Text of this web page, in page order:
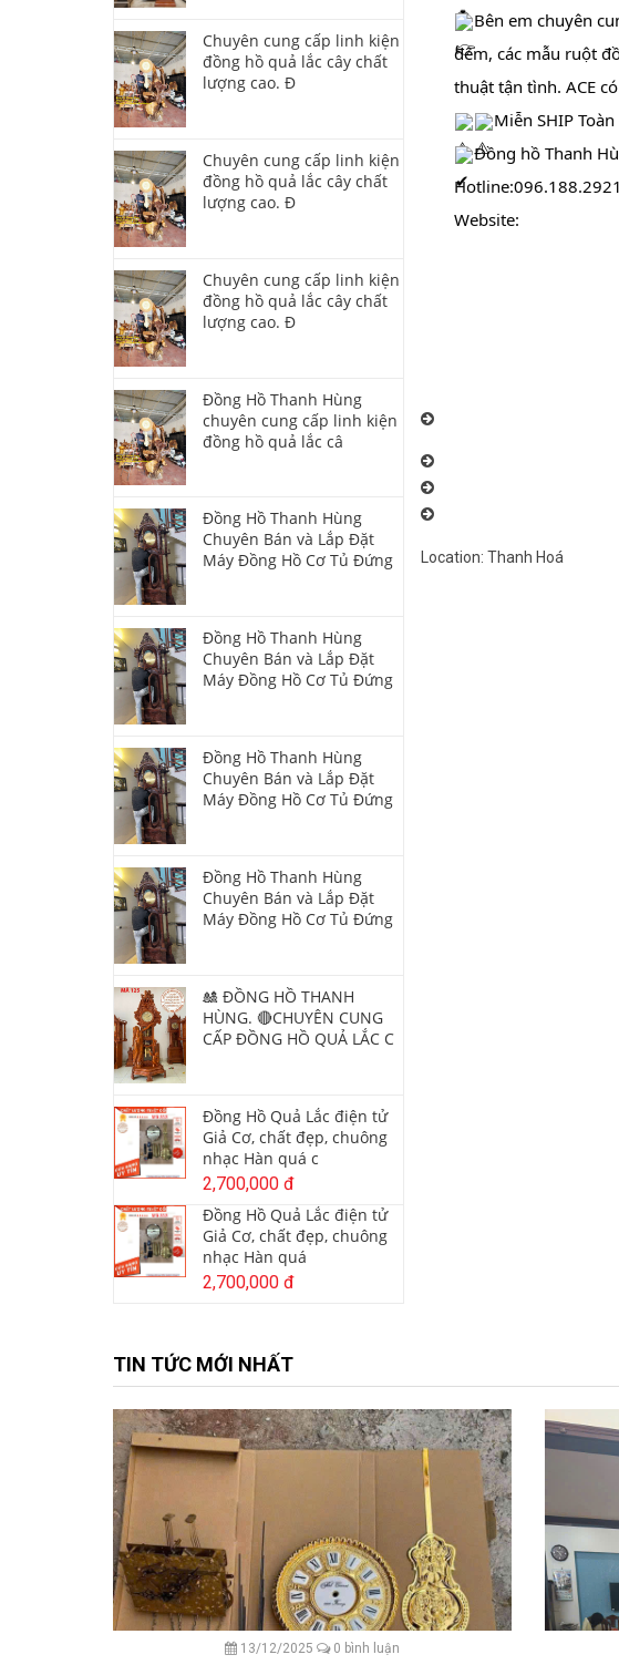
Bên em chuyên
đêm, các mẫu ruột
thuật tận tình. ACE
Đồng hồ Thanh
Hotline:096.188.2921
Website:
Chuyên nhận sửa chữa,
Đồng Hồ Thanh Hùng –
Đồng Hồ Thanh Hùng –
Đồng Hồ Thanh Hùng –
Location: Thanh Hoá
Chuyên cung cấp linh kiện
đồng hồ quả lắc cây chất
lượng cao. Đ
Chuyên cung cấp linh kiện
đồng hồ quả lắc cây chất
lượng cao. Đ
Chuyên cung cấp linh kiện
đồng hồ quả lắc cây chất
lượng cao. Đ
Đồng Hồ Thanh Hùng
chuyên cung cấp linh kiện
đồng hồ quả lắc câ
Đồng Hồ Thanh Hùng
Chuyên Bán và Lắp Đặt
Máy Đồng Hồ Cơ Tủ Đứng
Đồng Hồ Thanh Hùng
Chuyên Bán và Lắp Đặt
Máy Đồng Hồ Cơ Tủ Đứng
Đồng Hồ Thanh Hùng
Chuyên Bán và Lắp Đặt
Máy Đồng Hồ Cơ Tủ Đứng
Đồng Hồ Thanh Hùng
Chuyên Bán và Lắp Đặt
Máy Đồng Hồ Cơ Tủ Đứng
🎎 ĐỒNG HỒ THANH
HÙNG. 🔴CHUYÊN CUNG
CẤP ĐỒNG HỒ QUẢ LẮC C
Đồng Hồ Quả Lắc điện tử
Giả Cơ, chất đẹp, chuông
nhạc Hàn quá c
2,700,000 đ
Đồng Hồ Quả Lắc điện tử
Giả Cơ, chất đẹp, chuông
nhạc Hàn quá
2,700,000 đ
TIN TỨC MỚI NHẤT
13/12/2025 0 bình luận